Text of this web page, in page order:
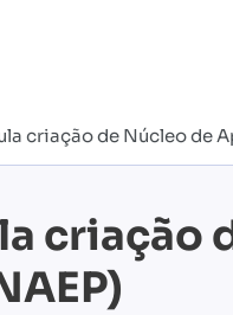
criação de Núcleo de
criação